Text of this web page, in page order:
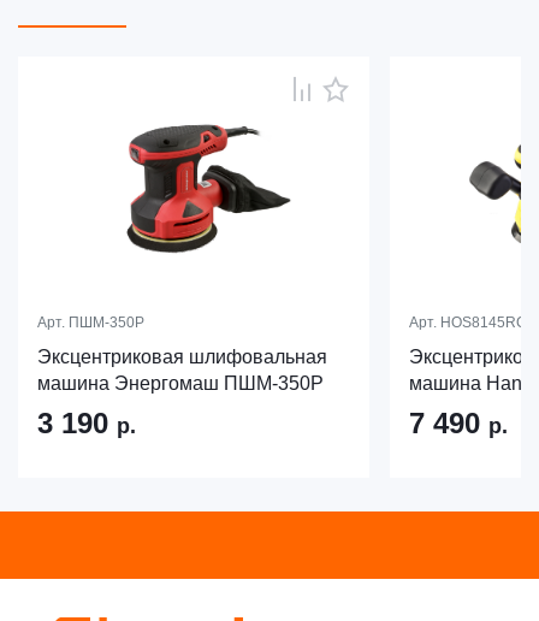
Арт. ПШМ-350Р
Эксцентриковая шлифовальная
машина Энергомаш ПШМ-350Р
3 190 р.
Арт. HOS8145RC
машина
7 490 р.